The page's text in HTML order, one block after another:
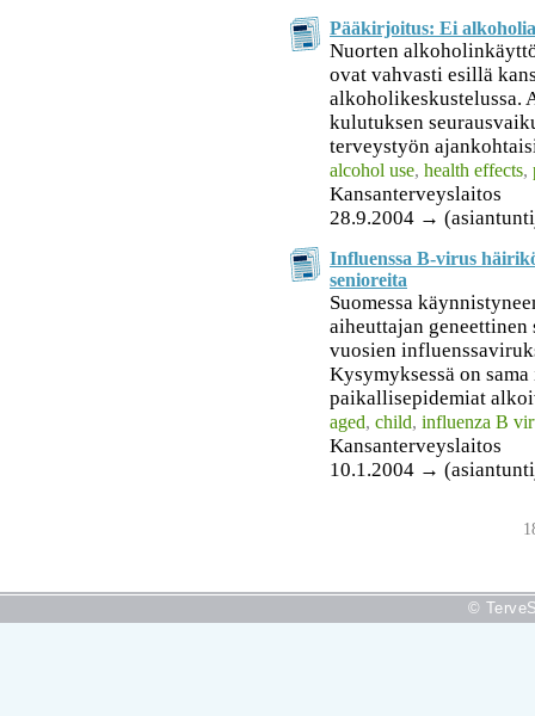
Pääkirjoitus: Ei
Nuorten
ovat vahvasti esillä
alkoholikeskustelussa.
kulutuksen
terveystyön
alcohol use, health effects,
Kansanterveyslaitos
28.9.2004 →
Influenssa B-virus
senioreita
Suomessa
aiheuttajan
vuosien
Kysymyksessä on
paikallisepidemiat
aged, child, influenza B
Kansanterveyslaitos
10.1.2004 →
©